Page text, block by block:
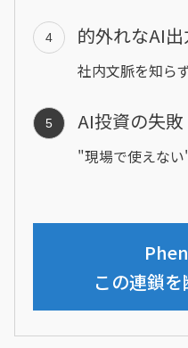
4 的外れなAI出
社内文脈を知ら
5 AI投資の失敗
"現場で使えな
この連鎖を